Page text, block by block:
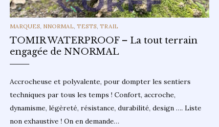
CATEGORIES
MARQUES NNORMAL TESTS TRAIL
TOMIR WATERPROOF – La tout terrain
engagée de NNORMAL
Accrocheuse et polyvalente, pour dompter les sentiers
techniques par tous les temps ! Confort, accroche,
dynamisme, légèreté, résistance, durabilité, design …. Liste
non exhaustive ! On en demande…